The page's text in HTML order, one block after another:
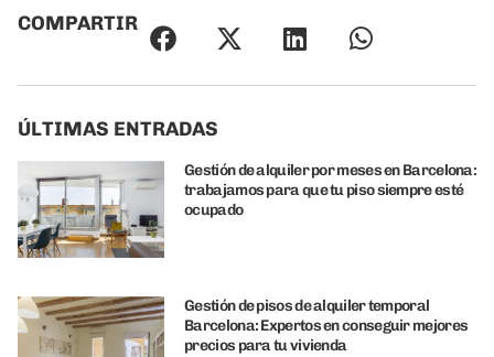
COMPARTIR
ÚLTIMAS ENTRADAS
Gestión de alquiler por meses en Barcelona:
trabajamos para que tu piso siempre esté
ocupado
Gestión de pisos de alquiler temporal
Barcelona: Expertos en conseguir mejores
precios para tu vivienda